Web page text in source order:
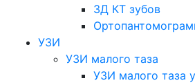
3Д КТ зубов
УЗИ
УЗИ малого таза
УЗИ малого таза